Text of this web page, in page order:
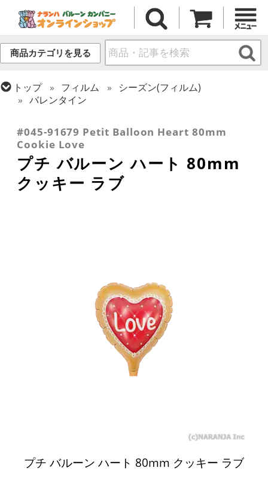
商品カテゴリを見る
トップ フィルム
シーズン(フィルム)
バレンタイン
#045-91679 Petit Balloon Heart 80mm
Cookie Love
プチ バルーン ハート 80mm
クッキー ラブ
プチ バルーン ハート 80mm クッキー ラブ